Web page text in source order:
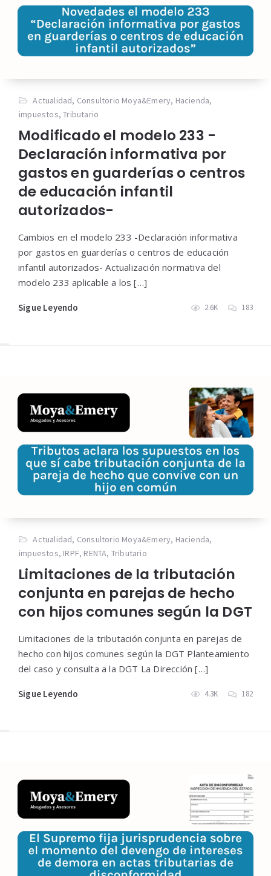
Actualidad, Consultorio Moya&Emery, Hacienda,
impuestos,Tributario
Modificado el modelo 233 -
Declaración informativa por
gastos en guarderías o centros
de educación infantil
autorizados-
Cambios en el modelo 233 -Declaración informativa
por gastos en guarderías o centros de educación
infantil autorizados- Actualización normativa del
modelo 233 aplicable a los […]
Sigue Leyendo 2.6K 183
Actualidad, Consultorio Moya&Emery, Hacienda,
impuestos, IRPF, RENTA, Tributario
Limitaciones de la tributación
conjunta en parejas de hecho
con hijos comunes según la DGT
Limitaciones de la tributación conjunta en parejas de
hecho con hijos comunes según la DGT Planteamiento
del caso y consulta a la DGT La Dirección […]
Sigue Leyendo 4.3K 182